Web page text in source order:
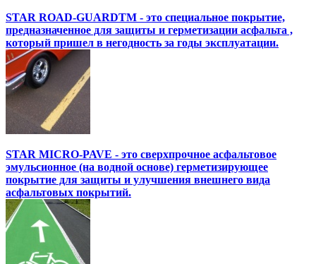
STAR ROAD-GUARDTM - это специальное покрытие,
предназначенное для защиты и герметизации асфальта ,
который пришел в негодность за годы эксплуатации.
STAR MICRO-PAVE - это сверхпрочное асфальтовое
эмульсионное (на водной основе) герметизирующее
покрытие для защиты и улучшения внешнего вида
асфальтовых покрытий.